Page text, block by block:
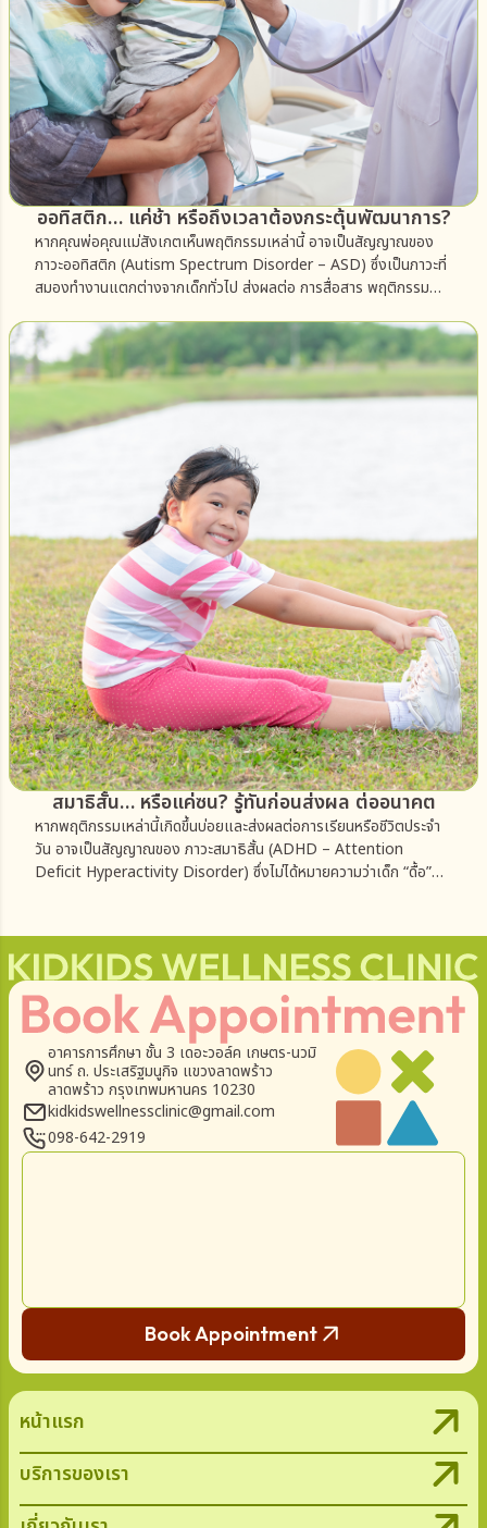
ออทิสติก… แค่ช้า หรือถึงเวลาต้องกระตุ้นพัฒนาการ?
หากคุณพ่อคุณแม่สังเกตเห็นพฤติกรรมเหล่านี้ อาจเป็นสัญญาณของ
ภาวะออทิสติก (Autism Spectrum Disorder – ASD) ซึ่งเป็นภาวะที่
สมองทำงานแตกต่างจากเด็กทั่วไป ส่งผลต่อ การสื่อสาร พฤติกรรม
สมาธิสั้น… หรือแค่ซน? รู้ทันก่อนส่งผล ต่ออนาคต
หากพฤติกรรมเหล่านี้เกิดขึ้นบ่อยและส่งผลต่อการเรียนหรือชีวิตประจำ
วัน อาจเป็นสัญญาณของ ภาวะสมาธิสั้น (ADHD – Attention
Deficit Hyperactivity Disorder) ซึ่งไม่ได้หมายความว่าเด็ก “ดื้อ”
อาคารการศึกษา ชั้น 3 เดอะวอล์ค เกษตร-นวมิ
นทร์ ถ. ประเสริฐมนูกิจ แขวงลาดพร้าว
ลาดพร้าว กรุงเทพมหานคร 10230
kidkidswellnessclinic@gmail.com
098-642-2919
Book Appointment
หน้าแรก
บริการของเรา